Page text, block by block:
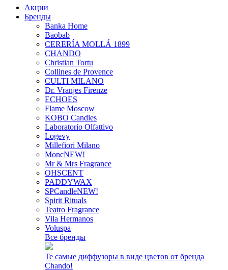
Акции
Бренды
Banka Home
Baobab
CERERÍA MOLLÁ 1899
CHANDO
Christian Tortu
Collines de Provence
CULTI MILANO
Dr. Vranjes Firenze
ECHOES
Flame Moscow
KOBO Candles
Laboratorio Olfattivo
Logevy
Millefiori Milano
MoncNEW!
Mr & Mrs Fragrance
OHSCENT
PADDYWAX
SPCandleNEW!
Spirit Rituals
Teatro Fragrance
Vila Hermanos
Voluspa
Все бренды
Те самые диффузоры в виде цветов от бренда
Chando!